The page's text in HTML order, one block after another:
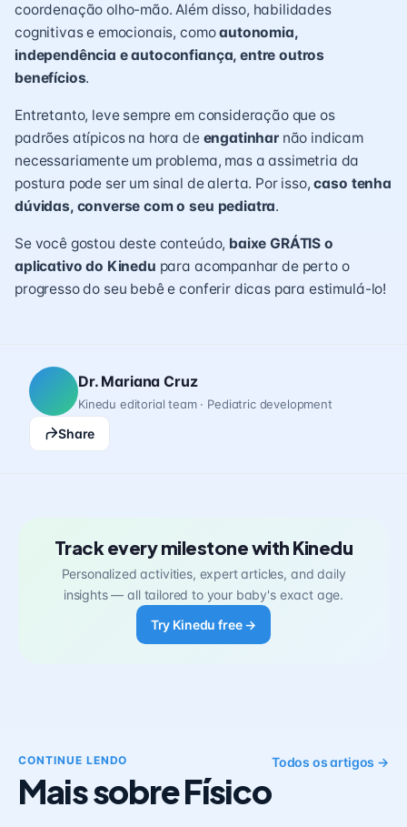
coordenação olho-mão. Além disso, habilidades
cognitivas e emocionais, comoautonomia,
independência e autoconfiança, entre outros
benefícios.
Entretanto, leve sempre em consideração que os
padrões atípicos na hora de engatinharnão indicam
necessariamente um problema, mas a assimetria da
postura pode ser um sinal de alerta. Por isso,caso tenha
dúvidas, converse com o seu pediatra.
Se você gostou deste conteúdo, baixe GRÁTIS o
aplicativo do Kinedu para acompanhar de perto o
progresso do seu bebê e conferir dicas para estimulá-lo!
Dr. Mariana Cruz
Kinedu editorial team · Pediatric development
Share
Track every milestone with Kinedu
Personalized activities, expert articles, and daily
insights — all tailored to your baby's exact age.
Try Kinedu free →
CONTINUE LENDO
Mais sobre Físico
Todos os artigos →